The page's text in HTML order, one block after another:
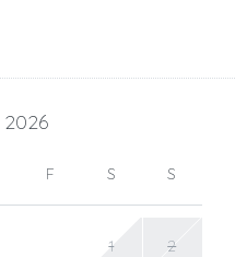
2026
F S S
1 2